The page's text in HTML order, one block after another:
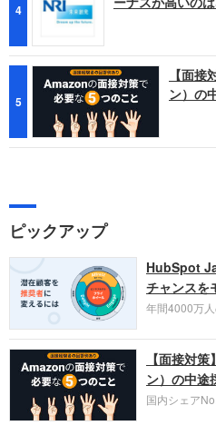
4
5
【面
ン）の
ピックアップ
HubSpot
チャンスを
年間4000万人
お勧めするイ
ラウド型
HubSpot
社です。採用
い。
【面接対
ン）の中途
国内シェア